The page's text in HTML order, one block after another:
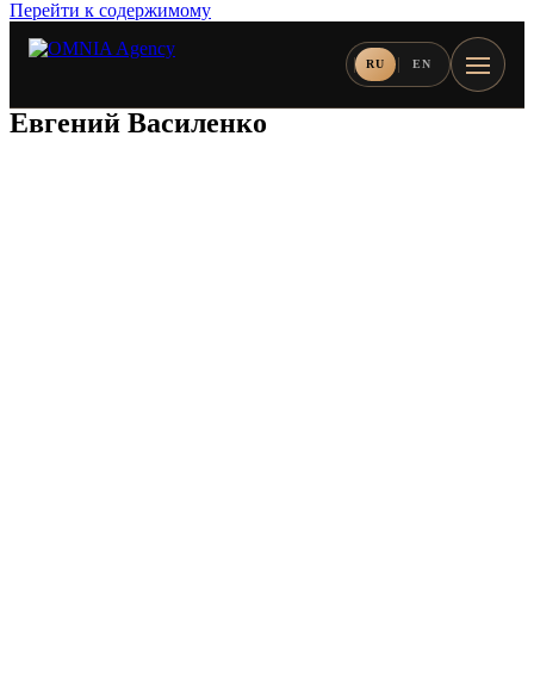
Перейти к содержимому
RU EN
Евгений Василенко